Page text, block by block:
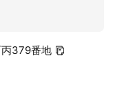
379番地